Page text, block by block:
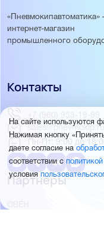
«Пневмокипавтоматика»
интернет-магазин
промышленного
Партнёры
ОВЕН
Контакты
+7 (960) 953-19-99
sales@pnevmokip.ru
Пн-Пт: 9:00 до
На сайте используются
Нажимая кнопку
даете согласие на
соответствии с
условия